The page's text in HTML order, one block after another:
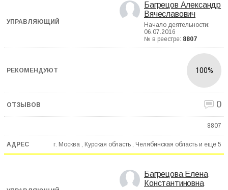
Багрецов Александр
Вячеславович
Начало деятельности:
06.07.2016
№ в реестре: 8807
100%
0
8807
г. Москва , Курская область , Челябинская область и еще 5
Багрецова Елена
Константиновна